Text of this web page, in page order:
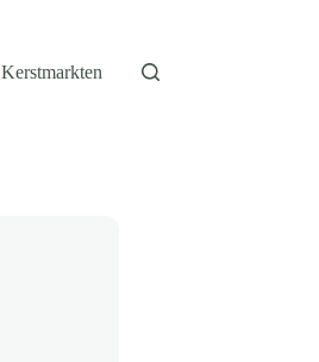
Kerstmarkten